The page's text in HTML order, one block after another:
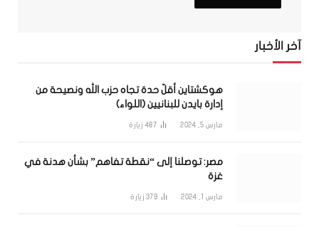
آخر الأخبار
هوكشتاين أقلّ حدة تجاه حزب الله ونصيحة من
إدارة بايدن للبنانيين (اللواء)
مارس 5, 2024 487 زيارة
مصر: توصلنا إلى “نقطة تفاهم” بشأن هدنة في
غزة
مارس 1, 2024 379 زيارة